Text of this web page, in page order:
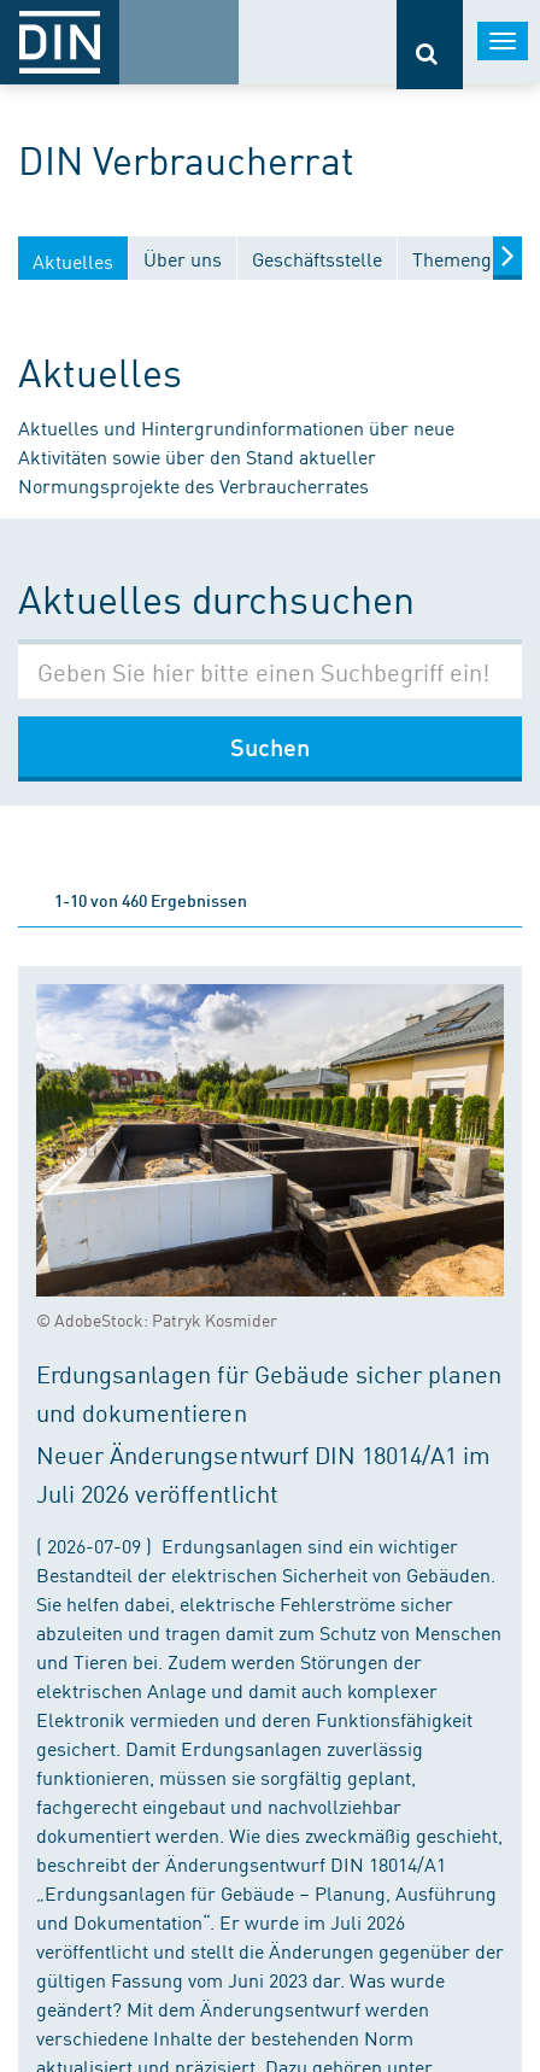
DIN Verbraucherrat
Aktuelles Über uns Geschäftsstelle
Aktuelles
Aktuelles und Hintergrundinformationen über neue
Aktivitäten sowie über den Stand aktueller
Normungsprojekte des Verbraucherrates
Aktuelles durchsuchen
Suchen
1-10 von 460 Ergebnissen
© AdobeStock: Patryk Kosmider
Erdungsanlagen für Gebäude sicher planen
und dokumentieren
Neuer Änderungsentwurf DIN 18014/A1 im
Juli 2026 veröffentlicht
( 2026-07-09 ) Erdungsanlagen sind ein wichtiger
Bestandteil der elektrischen Sicherheit von Gebäuden.
Sie helfen dabei, elektrische Fehlerströme sicher
abzuleiten und tragen damit zum Schutz von Menschen
und Tieren bei. Zudem werden Störungen der
elektrischen Anlage und damit auch komplexer
Elektronik vermieden und deren Funktionsfähigkeit
gesichert. Damit Erdungsanlagen zuverlässig
funktionieren, müssen sie sorgfältig geplant,
fachgerecht eingebaut und nachvollziehbar
dokumentiert werden. Wie dies zweckmäßig geschieht,
beschreibt der Änderungsentwurf DIN 18014/A1
„Erdungsanlagen für Gebäude – Planung, Ausführung
und Dokumentation“. Er wurde im Juli 2026
veröffentlicht und stellt die Änderungen gegenüber der
gültigen Fassung vom Juni 2023 dar. Was wurde
geändert? Mit dem Änderungsentwurf werden
verschiedene Inhalte der bestehenden Norm
aktualisiert und präzisiert. Dazu gehören unter